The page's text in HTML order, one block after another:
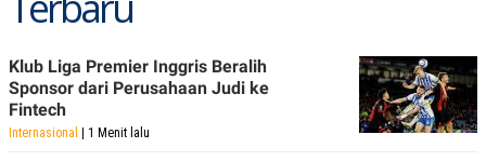
S
G
K
G
E
Klub Liga Premier Inggris Beralih
Sponsor dari Perusahaan Judi ke
Fintech
Internasional | 1 Menit lalu